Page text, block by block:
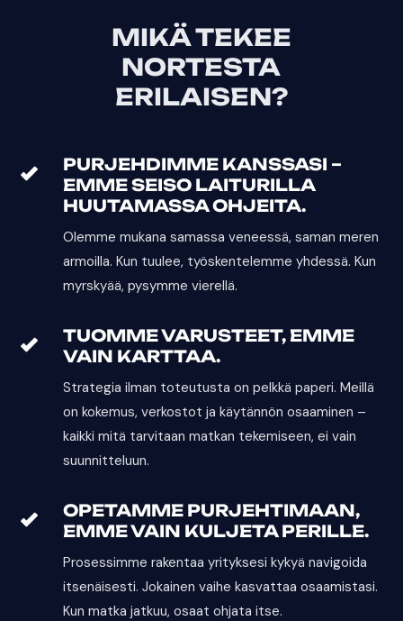
MIKÄ TEKEE
NORTESTA
ERILAISEN?
PURJEHDIMME KANSSASI –
EMME SEISO LAITURILLA
HUUTAMASSA OHJEITA.
Olemme mukana samassa veneessä, saman meren
armoilla. Kun tuulee, työskentelemme yhdessä. Kun
myrskyää, pysymme vierellä.
TUOMME VARUSTEET, EMME
VAIN KARTTAA.
Strategia ilman toteutusta on pelkkä paperi. Meillä
on kokemus, verkostot ja käytännön osaaminen –
kaikki mitä tarvitaan matkan tekemiseen, ei vain
suunnitteluun.
OPETAMME PURJEHTIMAAN,
EMME VAIN KULJETA PERILLE.
Prosessimme rakentaa yrityksesi kykyä navigoida
itsenäisesti. Jokainen vaihe kasvattaa osaamistasi.
Kun matka jatkuu, osaat ohjata itse.